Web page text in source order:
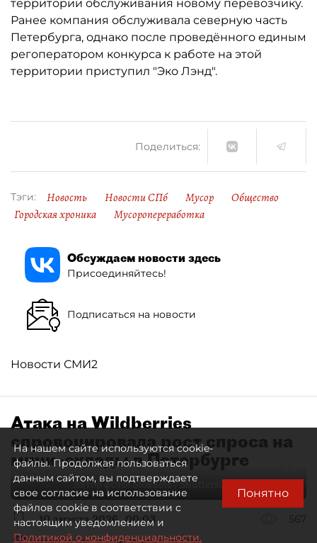
территории обслуживания новому перевозчику.
Ранее компания обслуживала северную часть
Петербурга, однако после проведённого единым
регоператором конкурса к работе на этой
территории приступил "Эко Лэнд".
Поделиться:
Тэги: Новость Новости СПб Мусор
Общество
Городская хроника
Мусоропереработка
Обсуждаем новости здесь
Присоединяйтесь!
Подписаться на новости
Новости СМИ2
Атака на Wildberries
спровоцировала рост спроса на
мини–склады в Петербурге
Автор фото:Stokkete / Shutterstock / FOTODOM
10 августа 2026 00:03
567
На нашем сайте используются cookie-
файлы. Продолжая пользоваться
данным сайтом, вы подтверждаете
свое согласие на использование
файлов cookie в соответствии с
настоящим уведомлением и
Политикой о конфиденциальности.
Понятно